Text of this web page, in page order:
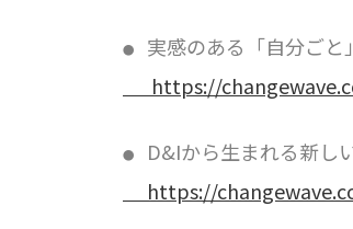
● 実感のある「自分ご
https://
●
D&Iから生まれる新
https://